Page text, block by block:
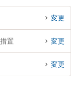
変更
置 変更
変更